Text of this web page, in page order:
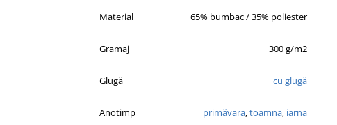
Material 65% bumbac / 35% poliester
Gramaj 300 g/m2
Glugă cu glugă
Anotimp primăvara,toamna, iarna